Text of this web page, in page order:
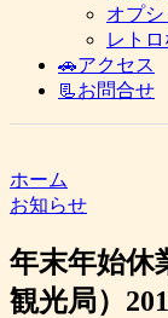
オプ
レト
🚗アクセス
📃お問合せ
ホーム
お知らせ
年末年始休
観光局）